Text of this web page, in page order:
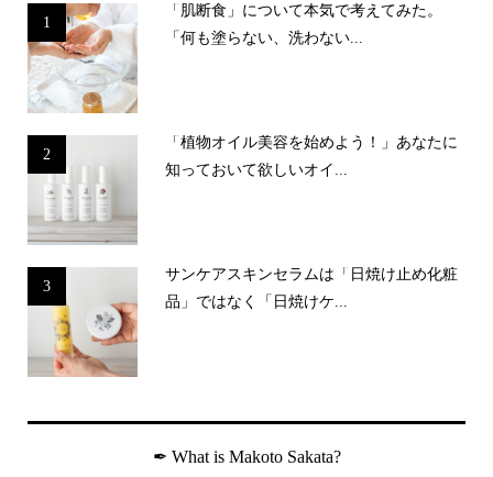
1
「肌断食」について本気で考えてみた。
「何も塗らない、洗わない...
2
「植物オイル美容を始めよう！」あなたに
知っておいて欲しいオイ...
3
サンケアスキンセラムは「日焼け止め化粧
品」ではなく「日焼けケ...
✒︎ What is Makoto Sakata?